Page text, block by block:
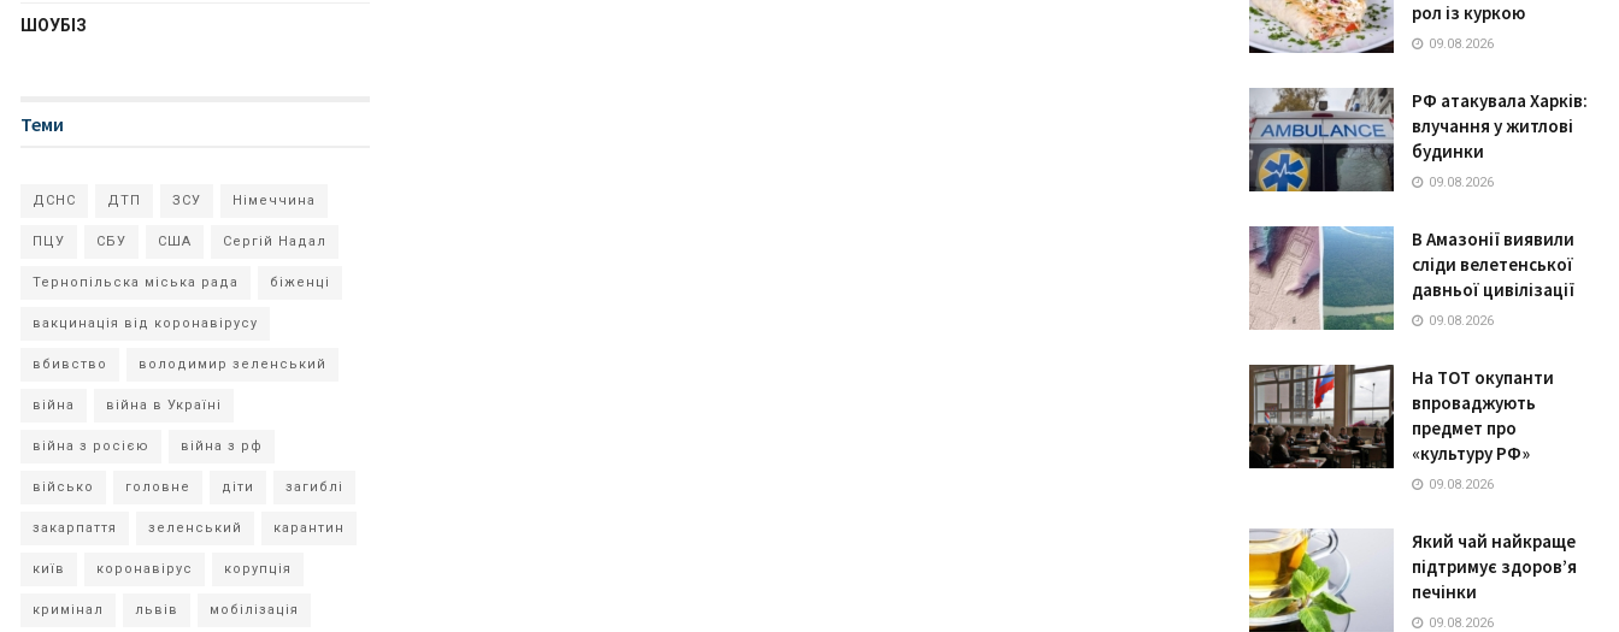
ШОУБІЗ
Теми
ДСНС ДТП ЗСУ Німеччина
ПЦУ СБУ США Сергій Надал
Тернопільска міська рада біженці
вакцинація від коронавірусу
вбивство володимир зеленський
війна війна в Україні
війна з росією війна з рф
військо головне діти загиблі
закарпаття зеленський карантин
київ коронавірус корупція
кримінал львів мобілізація
рол із куркою
09.08.2026
РФ атакувала Харків:
влучання у житлові
будинки
09.08.2026
В Амазонії виявили
сліди велетенської
давньої цивілізації
09.08.2026
На ТОТ окупанти
впроваджують
предмет про
«культуру РФ»
09.08.2026
Який чай найкраще
підтримує здоров’я
печінки
09.08.2026